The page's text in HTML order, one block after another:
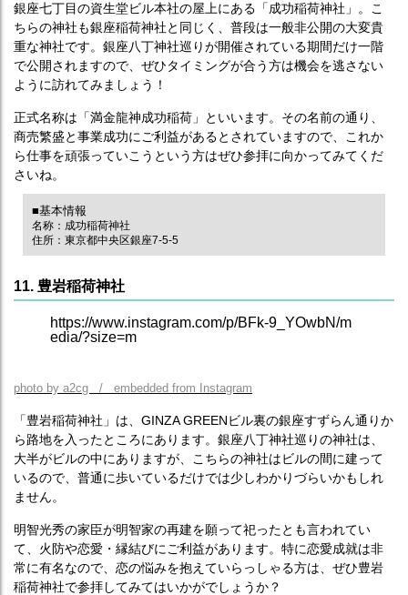
銀座七丁目の資生堂ビル本社の屋上にある「成功稲荷神社」。こ
ちらの神社も銀座稲荷神社と同じく、普段は一般非公開の大変貴
重な神社です。銀座八丁神社巡りが開催されている期間だけ一階
で公開されますので、ぜひタイミングが合う方は機会を逃さない
ように訪れてみましょう！
正式名称は「満金龍神成功稲荷」といいます。その名前の通り、
商売繁盛と事業成功にご利益があるとされていますので、これか
ら仕事を頑張っていこうという方はぜひ参拝に向かってみてくだ
さいね。
■基本情報
名称：成功稲荷神社
住所：東京都中央区銀座7-5-5
11. 豊岩稲荷神社
https://www.instagram.com/p/BFk-9_YOwbN/m
edia/?size=m
photo by a2cg / embedded from Instagram
「豊岩稲荷神社」は、GINZA GREENビル裏の銀座すずらん通りか
ら路地を入ったところにあります。銀座八丁神社巡りの神社は、
大半がビルの中にありますが、こちらの神社はビルの間に建って
いるので、普通に歩いているだけでは少しわかりづらいかもしれ
ません。
明智光秀の家臣が明智家の再建を願って祀ったとも言われてい
て、火防や恋愛・縁結びにご利益があります。特に恋愛成就は非
常に有名なので、恋の悩みを抱えていらっしゃる方は、ぜひ豊岩
稲荷神社で参拝してみてはいかがでしょうか？